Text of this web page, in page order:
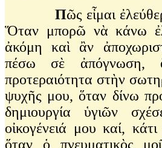
Πῶς εἶμαι
Ὅταν μπορῶ νὰ κάνω
ἀκόμη καὶ ἂν
πέσω σὲ ἀπόγνωση,
προτεραιότητα στὴν
ψυχῆς μου, ὅταν δίνω
δημιουργία ὑγιῶν
οἰκογένειά μου καί,
ὅταν ὁ πνευματικὸς